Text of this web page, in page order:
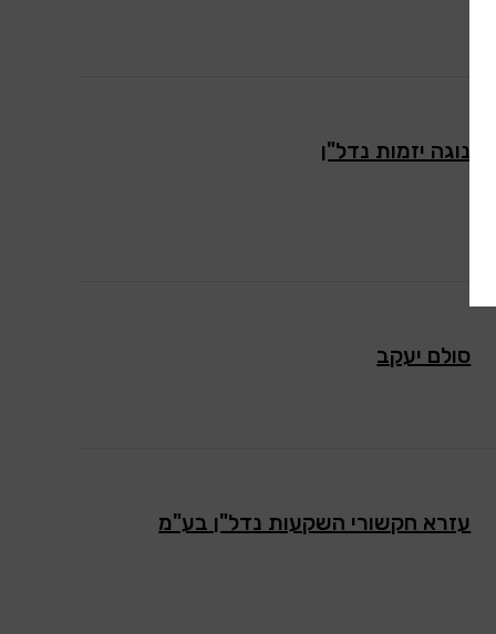
נוגה יזמות נדל"ן
סולם יעקב
עזרא חקשורי השקעות נדל"ן בע"מ